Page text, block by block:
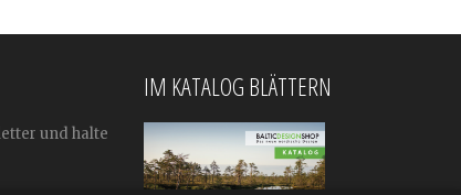
und halte
IM KATALOG BLÄTTERN